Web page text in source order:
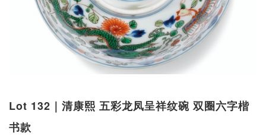
Lot 132｜清康熙 五彩龙凤呈祥纹碗 双圈六字楷
书款